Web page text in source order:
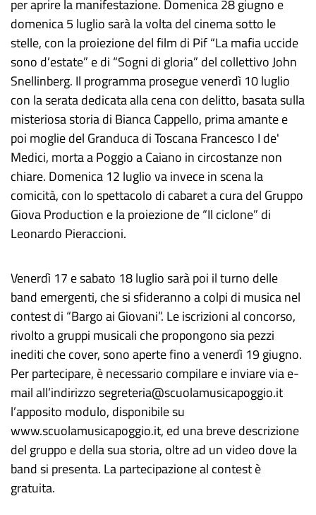
per aprire la manifestazione. Domenica 28 giugno e
domenica 5 luglio sarà la volta del cinema sotto le
stelle, con la proiezione del film di Pif “La mafia uccide
sono d’estate” e di “Sogni di gloria” del collettivo John
Snellinberg. Il programma prosegue venerdì 10 luglio
con la serata dedicata alla cena con delitto, basata sulla
misteriosa storia di Bianca Cappello, prima amante e
poi moglie del Granduca di Toscana Francesco I de'
Medici, morta a Poggio a Caiano in circostanze non
chiare. Domenica 12 luglio va invece in scena la
comicità, con lo spettacolo di cabaret a cura del Gruppo
Giova Production e la proiezione de “Il ciclone” di
Leonardo Pieraccioni.
Venerdì 17 e sabato 18 luglio sarà poi il turno delle
band emergenti, che si sfideranno a colpi di musica nel
contest di “Bargo ai Giovani”. Le iscrizioni al concorso,
rivolto a gruppi musicali che propongono sia pezzi
inediti che cover, sono aperte fino a venerdì 19 giugno.
Per partecipare, è necessario compilare e inviare via e-
mail all’indirizzo segreteria@scuolamusicapoggio.it
l’apposito modulo, disponibile su
www.scuolamusicapoggio.it, ed una breve descrizione
del gruppo e della sua storia, oltre ad un video dove la
band si presenta. La partecipazione al contest è
gratuita.